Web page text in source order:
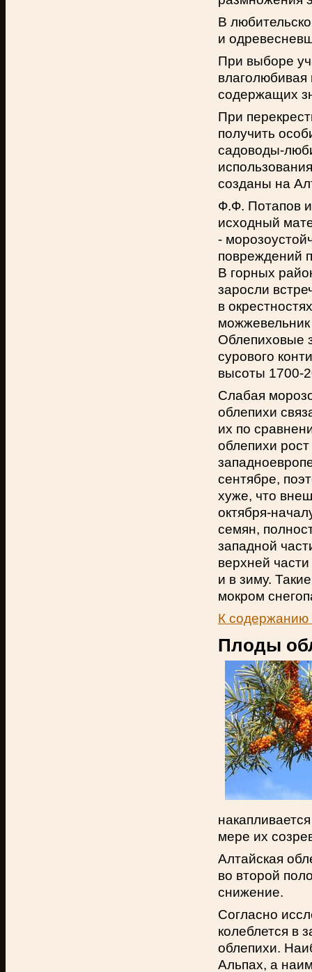
В
и
При выборе
влаголюбивая
содержащих
При
получить
садоводы-
созданы на
Ф.Ф. Потапов
исходный
-
повреждений
В горных
заросли
в
Облепиховые
сурового
высоты 1700-
Слабая
облепихи
их по
облепихи рост
сентябре,
хуже, что
октября-
семян,
западной
верхней
и в зиму.
мокром
К содержанию
Плоды
мере их
Алтайская
во второй
снижение.
Согласно
колеблется в
облепихи.
Альпах, а